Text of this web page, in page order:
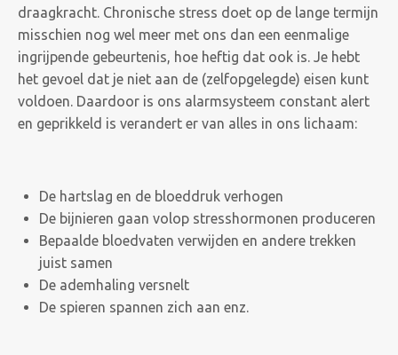
draagkracht. Chronische stress doet op de lange termijn
misschien nog wel meer met ons dan een eenmalige
ingrijpende gebeurtenis, hoe heftig dat ook is. Je hebt
het gevoel dat je niet aan de (zelfopgelegde) eisen kunt
voldoen. Daardoor is ons alarmsysteem constant alert
en geprikkeld is verandert er van alles in ons lichaam:
De hartslag en de bloeddruk verhogen
De bijnieren gaan volop stresshormonen produceren
Bepaalde bloedvaten verwijden en andere trekken
juist samen
De ademhaling versnelt
De spieren spannen zich aan enz.